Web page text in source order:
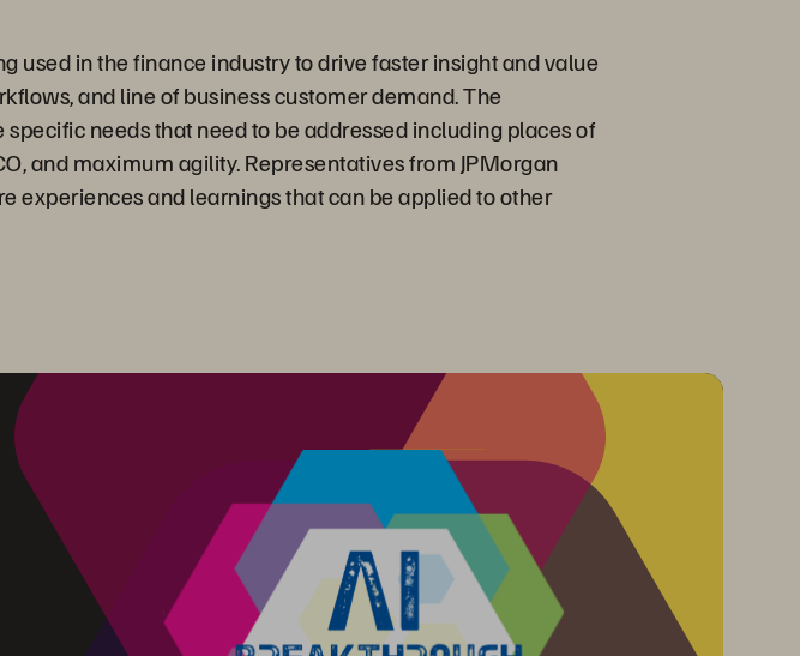
used in the finance industry to drive faster insight and value
and line of business customer demand. The
needs that need to be addressed including places of
and maximum agility. Representatives from JPMorgan
experiences and learnings that can be applied to other